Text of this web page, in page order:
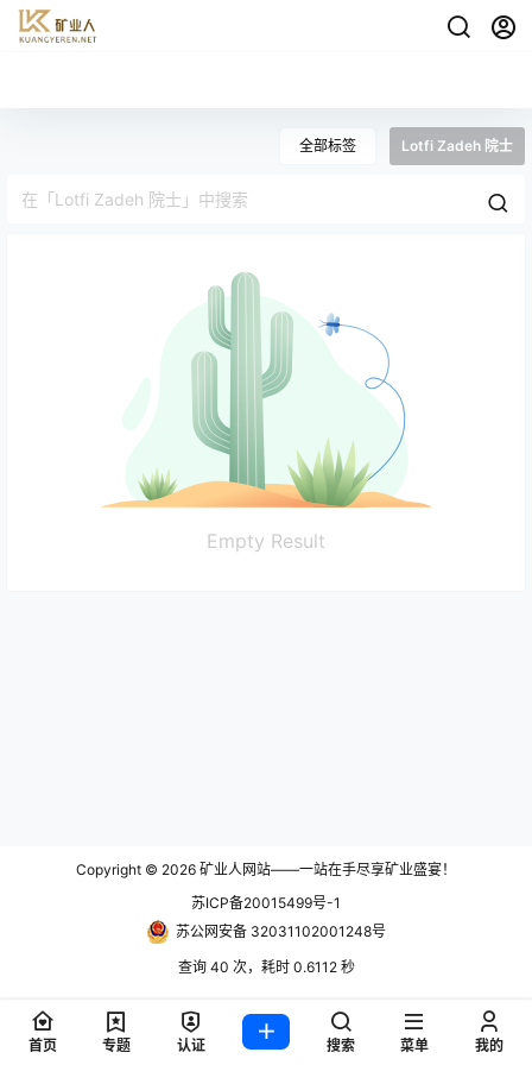
全部标签 Lotfi Zadeh 院士
Empty Result
Copyright © 2026 矿业人网站——一站在手尽享矿业盛宴！
苏ICP备20015499号-1
苏公网安备 32031102001248号
查询 40 次，耗时 0.6112 秒
首页 专题 认证 搜索 菜单 我的